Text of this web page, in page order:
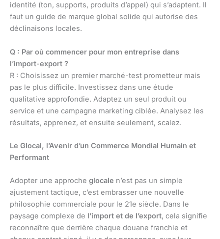
identité (ton, supports, produits d’appel) qui s’adaptent. Il
faut un guide de marque global solide qui autorise des
déclinaisons locales.
Q : Par où commencer pour mon entreprise dans
l’import-export ?
R : Choisissez un premier marché-test prometteur mais
pas le plus difficile. Investissez dans une étude
qualitative approfondie. Adaptez un seul produit ou
service et une campagne marketing ciblée. Analysez les
résultats, apprenez, et ensuite seulement, scalez.
Le Glocal, l’Avenir d’un Commerce Mondial Humain et
Performant
Adopter une approche glocale n’est pas un simple
ajustement tactique, c’est embrasser une nouvelle
philosophie commerciale pour le 21e siècle. Dans le
paysage complexe de l’import et de l’export, cela signifie
reconnaître que derrière chaque douane franchie et